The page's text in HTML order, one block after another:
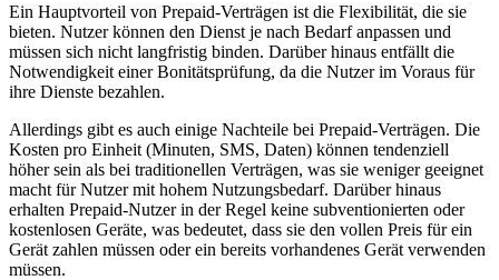
Ein Hauptvorteil von Prepaid-Verträgen ist die Flexibilität, die sie
bieten. Nutzer können den Dienst je nach Bedarf anpassen und
müssen sich nicht langfristig binden. Darüber hinaus entfällt die
Notwendigkeit einer Bonitätsprüfung, da die Nutzer im Voraus für
ihre Dienste bezahlen.
Allerdings gibt es auch einige Nachteile bei Prepaid-Verträgen. Die
Kosten pro Einheit (Minuten, SMS, Daten) können tendenziell
höher sein als bei traditionellen Verträgen, was sie weniger geeignet
macht für Nutzer mit hohem Nutzungsbedarf. Darüber hinaus
erhalten Prepaid-Nutzer in der Regel keine subventionierten oder
kostenlosen Geräte, was bedeutet, dass sie den vollen Preis für ein
Gerät zahlen müssen oder ein bereits vorhandenes Gerät verwenden
müssen.